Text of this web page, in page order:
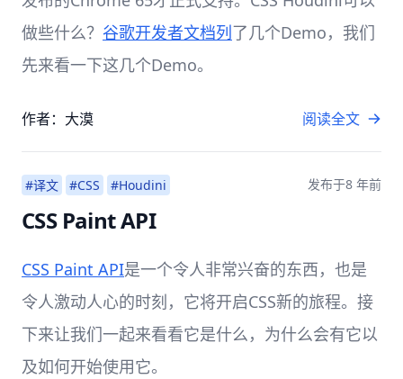
做些什么？ 谷歌开发者文档列了几个Demo，我们
先来看一下这几个Demo。
作者：大漠 阅读全文
#译文 #CSS #Houdini 发布于8 年前
CSS Paint API
CSS Paint API是一个令人非常兴奋的东西，也是
令人激动人心的时刻，它将开启CSS新的旅程。接
下来让我们一起来看看它是什么，为什么会有它以
及如何开始使用它。